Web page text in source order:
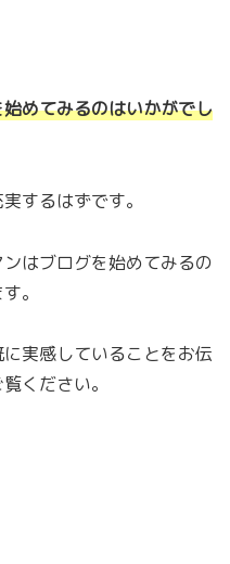
めてみるのはいかがでし
するはずです。
はブログを始めてみるの
。
実感していることをお伝
ください。